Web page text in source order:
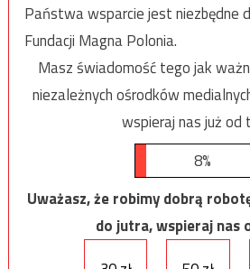
Państwa wsparcie jest niezbędne
Fundacji Magna Polonia.
Masz świadomość tego jak
niezależnych ośrodków
wspieraj nas już od
8%
Uważasz, że robimy dobrą
do jutra, wspieraj nas